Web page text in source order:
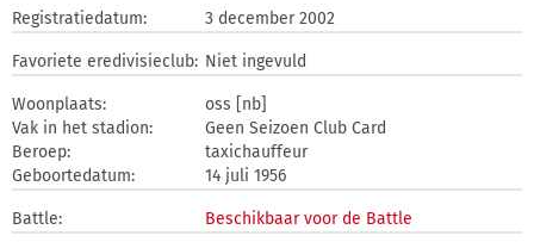
Registratiedatum: 3 december 2002
Favoriete eredivisieclub: Niet ingevuld
Woonplaats:
oss [nb]
Vak in het stadion:
Geen Seizoen Club Card
Beroep:
taxichauffeur
Geboortedatum:
14 juli 1956
Battle: Beschikbaar voor de Battle